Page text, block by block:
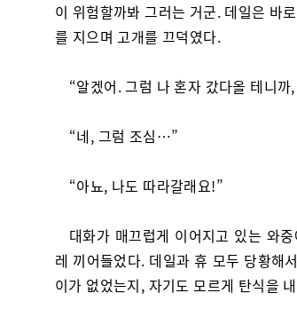
이 위험할까봐 그러는 거군. 데일은 바
를 지으며 고개를 끄덕였다.
“알겠어. 그럼 나 혼자 갔다올 테니
“네, 그럼 조심…”
“아뇨, 나도 따라갈래요!”
대화가 매끄럽게 이어지고 있는 와
레 끼어들었다. 데일과 휴 모두 당황해
이가 없었는지, 자기도 모르게 탄식을